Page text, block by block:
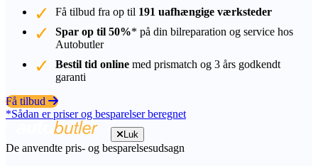
Få tilbud fra op til 191 uafhængige værksteder
Spar op til 50%* på din bilreparation og service hos
Autobutler
Bestil tid online med prismatch og 3 års godkendt
garanti
Få tilbud
*Sådan er priser og besparelser beregnet
Luk
De anvendte pris- og besparelsesudsagn